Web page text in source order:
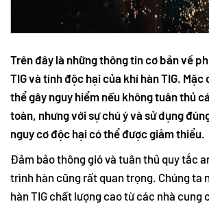
Trên đây là những thông tin cơ bản về
TIG và tính độc hại của khí hàn TIG. Mặc
thể gây nguy hiểm nếu không tuân thủ
toàn, nhưng với sự chú ý và sử dụng
nguy cơ độc hại có thể được giảm thiểu.
Đảm bảo thông gió và tuân thủ quy tắc
trình hàn cũng rất quan trọng. Chúng ta
hàn TIG chất lượng cao từ các nhà cung